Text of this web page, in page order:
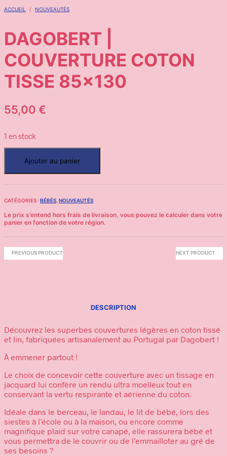
ACCUEIL / NOUVEAUTÉS
DAGOBERT |
COUVERTURE COTON
TISSE 85×130
55,00 €
1 en stock
Ajouter au panier
CATÉGORIES : BÉBÉS, NOUVEAUTÉS
PREVIOUS PRODUCT NEXT PRODUCT
DESCRIPTION
Découvrez les superbes couvertures légères en coton tissé
et lin, fabriquées artisanalement au Portugal par Dagobert !
À emmener partout !
Le choix de concevoir cette couverture avec un tissage en
jacquard lui confère un rendu ultra moelleux tout en
conservant la vertu respirante et aérienne du coton.
Idéale dans le berceau, le landau, le lit de bébé, lors des
siestes à l’école ou à la maison, ou encore comme
magnifique plaid sur votre canapé, elle rassurera bébé et
vous permettra de le couvrir ou de l’emmailloter au gré de
ses besoins ?